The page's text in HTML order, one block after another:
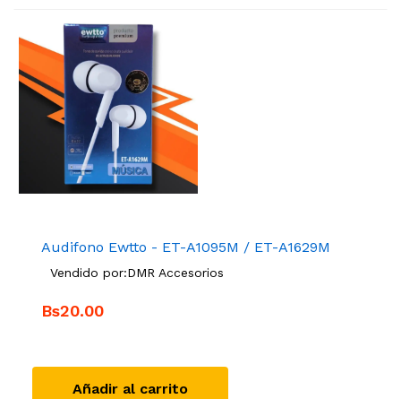
Audifono Ewtto - ET-A1095M / ET-A1629M
Vendido por:DMR Accesorios
Bs20.00
Añadir al carrito